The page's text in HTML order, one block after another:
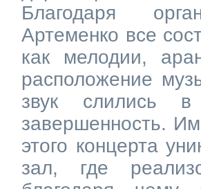
Благодаря
Артеменко все
как мелодии,
расположение
звук слились
завершенность.
этого концерта
зал, где